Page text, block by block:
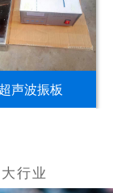
声波振板